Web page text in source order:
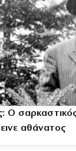
Ο
αθάνατος